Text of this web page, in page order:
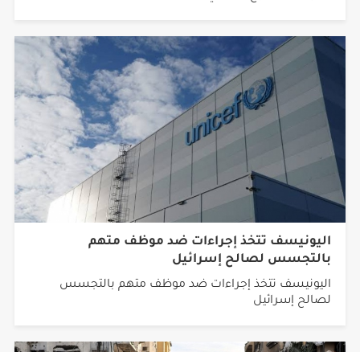
اليونيسف تتخذ إجراءات ضد موظف متهم
بالتجسس لصالح إسرائيل
اليونيسف تتخذ إجراءات ضد موظف متهم بالتجسس
لصالح إسرائيل